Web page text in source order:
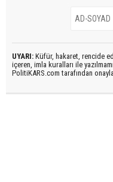
UYARI: Küfür, hakaret, rencide
içeren, imla kuralları ile
PolitiKARS.com tarafından